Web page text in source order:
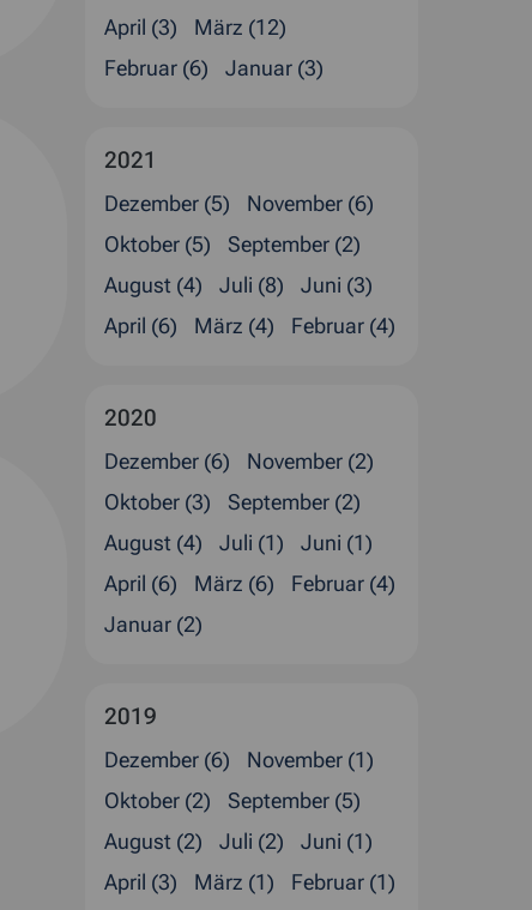
April (3)
März (12)
Februar (6)
Januar (3)
2021
Dezember (5)
November (6)
Oktober (5)
September (2)
August (4)
Juli (8)
Juni (3)
April (6)
März (4) Februar (4)
2020
Dezember (6)
November (2)
Oktober (3)
September (2)
August (4)
Juli (1)
Juni (1)
April (6)
März (6)
Februar (4)
Januar (2)
2019
Dezember (6)
November (1)
Oktober (2)
September (5)
August (2)
Juli (2)
Juni (1)
April (3)
März (1)
Februar (1)